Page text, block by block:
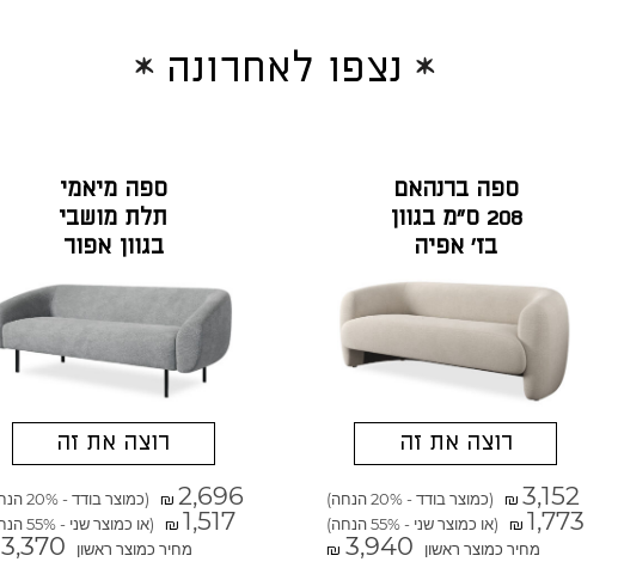
נצפו לאחרונה
ספה ברנהאם
208 ס"מ בגוון
בז' אפיה
רוצה את זה
₪ 3,152 (כמוצר בודד - 20% הנחה)
₪ 1,773
(או כמוצר שני - 55% הנחה)
מחיר כמוצר ראשון
₪ 3,940
ספה מיאמי
תלת מושבי
בגוון אפור
רוצה את זה
₪ 2,696 (כמוצר בודד - 20% הנחה)
₪ 1,517
(או כמוצר שני - 55% הנחה)
מחיר כמוצר ראשון
3,370